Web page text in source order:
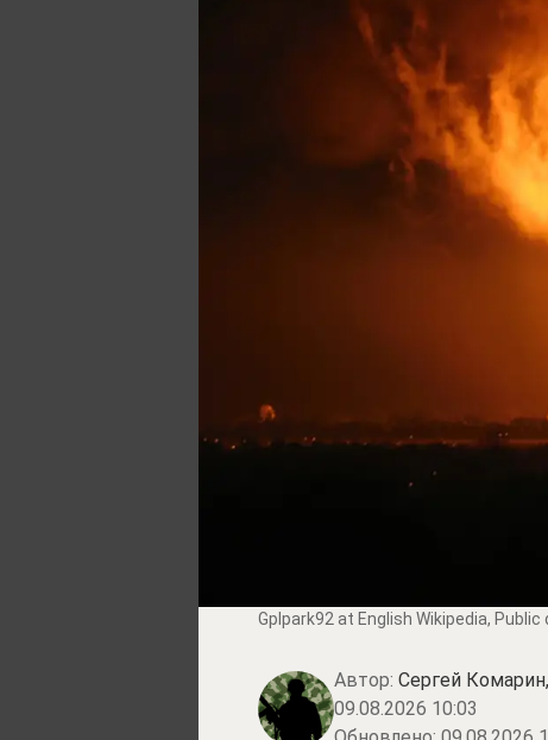
Gplpark92 at English Wikipedia, Public
Автор: Сергей Комарин,
09.08.2026 10:03